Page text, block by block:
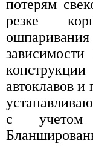
потерям
резке
автоклавов и
с учетом